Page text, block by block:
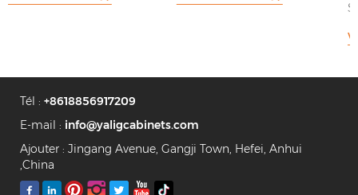
Style d'armoire de cuisine gris
Tél : +8618856917209
E-mail : info@yaligcabinets.com
Ajouter : Jingang Avenue, Gangji Town, Hefei, Anhui
,China